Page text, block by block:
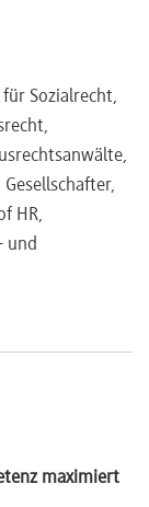
Sozialrecht,
HR,
und
maximiert